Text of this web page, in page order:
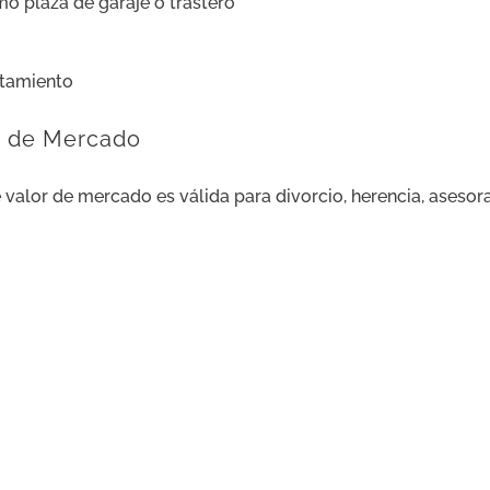
de Mercado
de mercado es válida para divorcio, herencia,